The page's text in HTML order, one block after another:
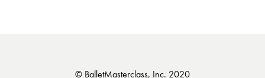
© BalletMasterclass, Inc. 2020